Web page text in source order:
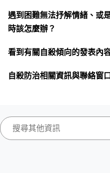
遇到困難無法抒解情緒、或
時該怎麼辦？
看到有關自殺傾向的發表內
自殺防治相關資訊與聯絡窗